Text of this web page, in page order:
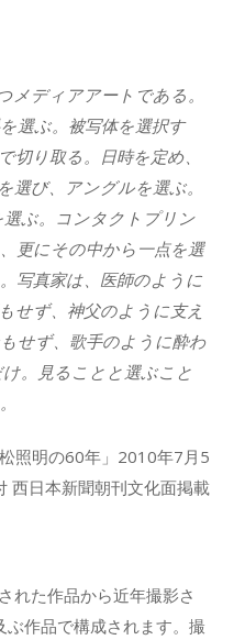
メディアアートである。
選ぶ。被写体を選択す
切り取る。日時を定め、
選び、アングルを選ぶ。
ぶ。コンタクトプリン
更にその中から一点を選
写真家は、医師のように
せず、神父のように支え
せず、歌手のように酔わ
。見ることと選ぶこと
照明の60年」2010年7月5
西日本新聞朝刊文化面掲載
れた作品から近年撮影さ
作品で構成されます。撮